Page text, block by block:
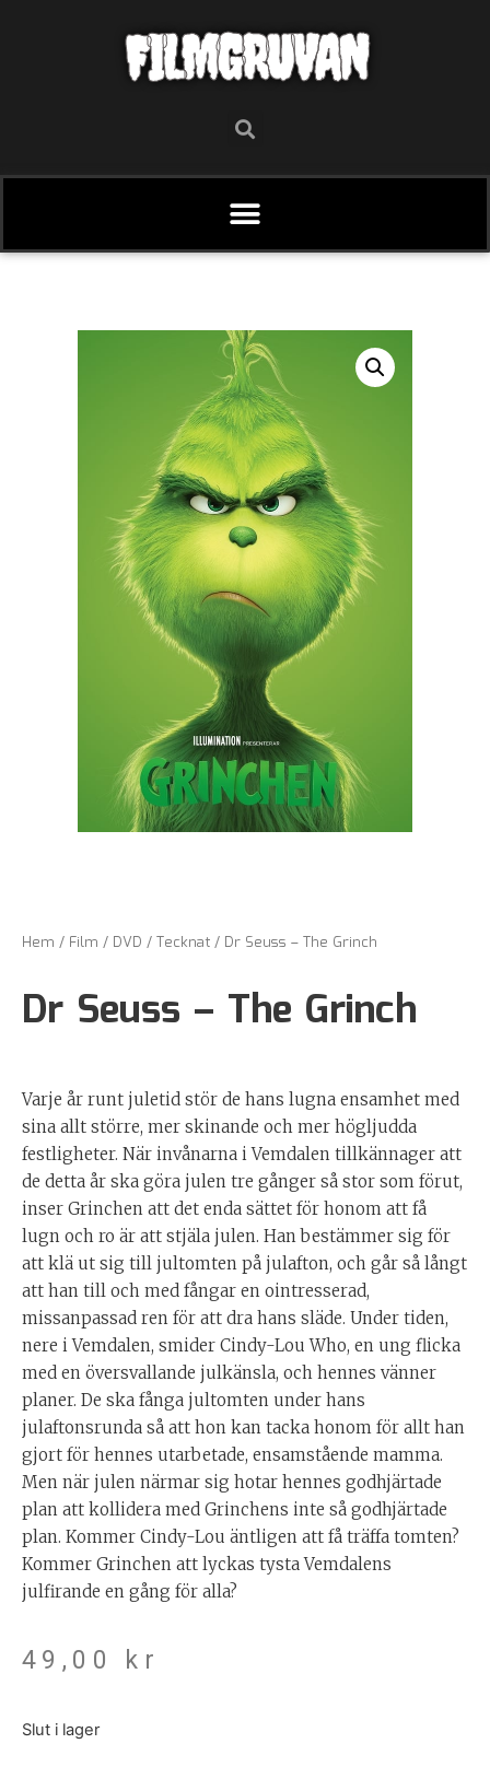
FILMGRUVAN
Hem / Film / DVD /Tecknat/ Dr Seuss – The Grinch
Dr Seuss – The Grinch
Varje år runt juletid stör de hans lugna ensamhet med
sina allt större, mer skinande och mer högljudda
festligheter. När invånarna i Vemdalen tillkännager att
de detta år ska göra julen tre gånger så stor som förut,
inser Grinchen att det enda sättet för honom att få
lugn och ro är att stjäla julen. Han bestämmer sig för
att klä ut sig till jultomten på julafton, och går så långt
att han till och med fångar en ointresserad,
missanpassad ren för att dra hans släde. Under tiden,
nere i Vemdalen, smider Cindy-Lou Who, en ung flicka
med en översvallande julkänsla, och hennes vänner
planer. De ska fånga jultomten under hans
julaftonsrunda så att hon kan tacka honom för allt han
gjort för hennes utarbetade, ensamstående mamma.
Men när julen närmar sig hotar hennes godhjärtade
plan att kollidera med Grinchens inte så godhjärtade
plan. Kommer Cindy-Lou äntligen att få träffa tomten?
Kommer Grinchen att lyckas tysta Vemdalens
julfirande en gång för alla?
49,00 kr
Slut i lager